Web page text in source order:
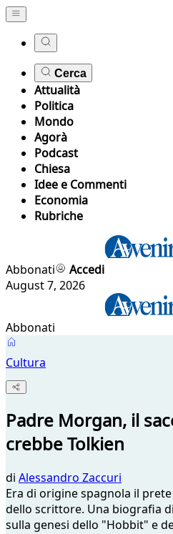
Cerca
Attualità
Politica
Mondo
Agorà
Podcast
Chiesa
Idee e Commenti
Economia
Rubriche
Abbonati
Accedi
August 7, 2026
Abbonati
Cultura
Padre Morgan, il
crebbe Tolkien
di Alessandro Zaccuri
Era di origine spagnola il
dello scrittore. Una biografia
sulla genesi dello "Hobbit" e